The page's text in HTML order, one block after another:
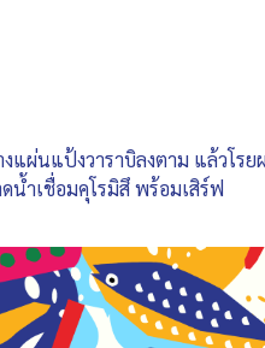
งแผ่นแป้งวาราบิลงตาม แล้วโ
น้ำเชื่อมคุโรมิสึ พร้อมเสิร์ฟ